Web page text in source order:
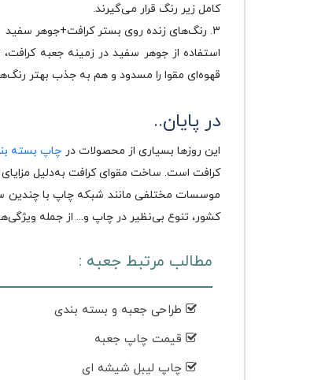
کامل زیر رنگ قرار می‌گیرند.
3. رنگ‌های زنده روی بستر کرافت+جوهر سفید
استفاده از جوهر سفید در زمینه جعبه
قهوه‌ای مقوا را مسدود و هم به جذب بهتر
در پایان..
این روزها بسیاری از محصولات در چاپ بسته‌
کرافت است. ساخت مقوای کرافت به‌دلیل
موسسات مختلفی مانند شبکه چاپ با چندین
کشور، تنوع بی‌نظیر در چاپ و... از جمله
مطالب مرتبط جعبه :
طراحی جعبه و بسته بندی
قیمت چاپ جعبه
چاپ لیبل شیشه ای